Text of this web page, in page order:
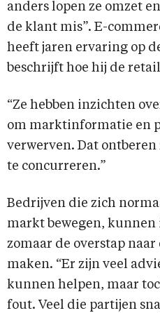
anders lopen ze omzet
de klant mis”. E-
heeft jaren ervaring op
beschrijft hoe hij de
“Ze hebben inzichten
om marktinformatie en
verwerven. Dat
te concurreren.”
Bedrijven die zich
markt bewegen, kunnen
zomaar de overstap
maken. “Er zijn veel
kunnen helpen, maar
fout. Veel die partijen